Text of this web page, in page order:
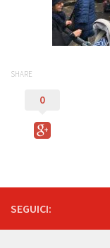
SHARE
0
SEGUICI: